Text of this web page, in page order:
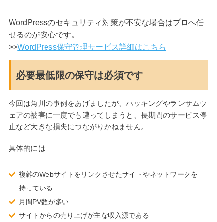
WordPressのセキュリティ対策が不安な場合はプロへ任
せるのが安心です。
>>WordPress保守管理サービス詳細はこちら
必要最低限の保守は必須です
今回は角川の事例をあげましたが、ハッキングやランサムウ
ェアの被害に一度でも遭ってしまうと、長期間のサービス停
止など大きな損失につながりかねません。
具体的には
複雑のWebサイトをリンクさせたサイトやネットワークを
持っている
月間PV数が多い
サイトからの売り上げが主な収入源である